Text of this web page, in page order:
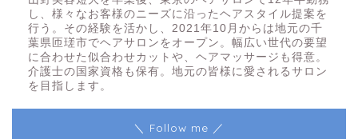
し、様々なお客様のニーズに沿ったヘアスタイル提案を
行う。その経験を活かし、2021年10月からは地元の千
葉県匝瑳市でヘアサロンをオープン。幅広い世代の要望
に合わせた似合わせカットや、ヘアマッサージも得意。
介護士の国家資格も保有。地元の皆様に愛されるサロン
を目指します。
＼ Follow me ／